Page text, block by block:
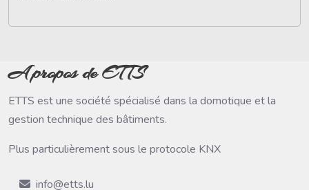
A propos de ETTS
ETTS est une société spécialisé dans la domotique et la
gestion technique des bâtiments.
Plus particulièrement sous le protocole KNX
info@etts.lu